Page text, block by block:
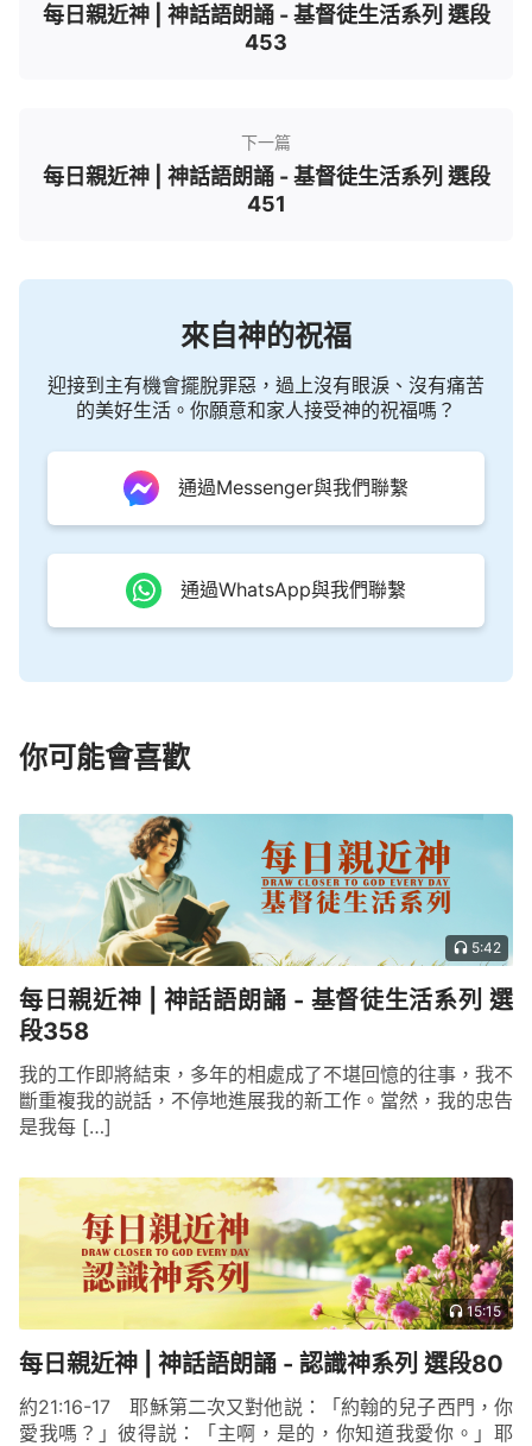
每日親近神 | 神話語朗誦 - 基督徒生活系列 選段
453
下一篇
每日親近神 | 神話語朗誦 - 基督徒生活系列 選段
451
來自神的祝福
迎接到主有機會擺脫罪惡，過上沒有眼淚、沒有痛苦
的美好生活。你願意和家人接受神的祝福嗎？
通過Messenger與我們聯繫
通過WhatsApp與我們聯繫
你可能會喜歡
5:42
每日親近神 | 神話語朗誦 - 基督徒生活系列 選
段358
我的工作即將結束，多年的相處成了不堪回憶的往事，我不
斷重複我的説話，不停地進展我的新工作。當然，我的忠告
是我每 […]
15:15
每日親近神 | 神話語朗誦 - 認識神系列 選段80
約21:16-17 耶穌第二次又對他説：「約翰的兒子西門，你
愛我嗎？」彼得説：「主啊，是的，你知道我愛你。」耶